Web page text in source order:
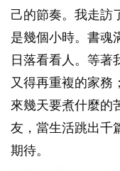
己的節奏。我走訪
是幾個小時。書魂
日落看看人。等著
又得再重複的家務
來幾天要煮什麼的
友，當生活跳出千
期待。